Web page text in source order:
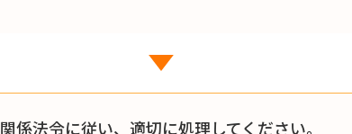
関係法令に従い、適切に処理してください。